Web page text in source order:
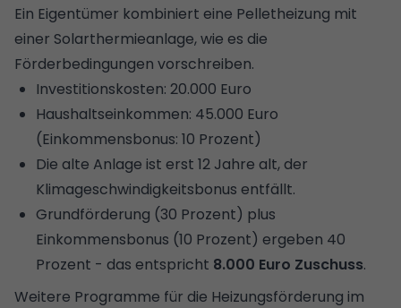
Ein Eigentümer kombiniert eine Pelletheizung mit
einer Solarthermieanlage, wie es die
Förderbedingungen vorschreiben.
Investitionskosten: 20.000 Euro
Haushaltseinkommen: 45.000 Euro
(Einkommensbonus: 10 Prozent)
Die alte Anlage ist erst 12 Jahre alt, der
Klimageschwindigkeitsbonus entfällt.
Grundförderung (30 Prozent) plus
Einkommensbonus (10 Prozent) ergeben 40
Prozent - das entspricht 8.000 Euro Zuschuss.
Weitere Programme für die Heizungsförderung im